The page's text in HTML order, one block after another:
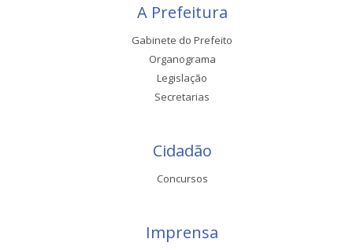
A Prefeitura
Gabinete do Prefeito
Organograma
Legislação
Secretarias
Cidadão
Concursos
Imprensa